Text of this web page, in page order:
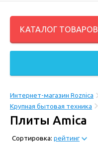
КАТАЛОГ ТОВАРОВ
Интернет-магазин Roznica
Крупная бытовая техника
Плиты Amica
Сортировка: рейтинг